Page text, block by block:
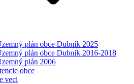
plán obce Dubník 2025
plán obce Dubník 2016-2018
plán 2006
obce
veci